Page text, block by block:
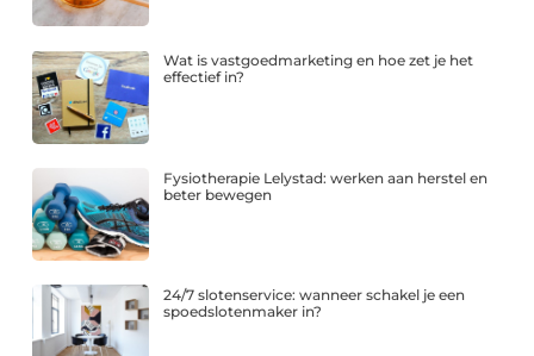
Wat is vastgoedmarketing en hoe zet je het
effectief in?
Fysiotherapie Lelystad: werken aan herstel en
beter bewegen
24/7 slotenservice: wanneer schakel je een
spoedslotenmaker in?